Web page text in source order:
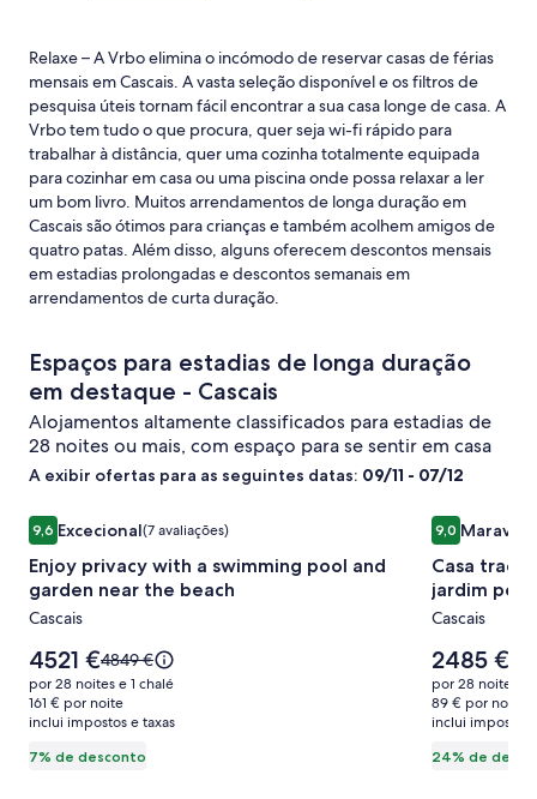
Relaxe – A Vrbo elimina o incómodo de reservar casas de férias
mensais em Cascais. A vasta seleção disponível e os filtros de
pesquisa úteis tornam fácil encontrar a sua casa longe de casa. A
Vrbo tem tudo o que procura, quer seja wi-fi rápido para
trabalhar à distância, quer uma cozinha totalmente equipada
para cozinhar em casa ou uma piscina onde possa relaxar a ler
um bom livro. Muitos arrendamentos de longa duração em
Cascais são ótimos para crianças e também acolhem amigos de
quatro patas. Além disso, alguns oferecem descontos mensais
em estadias prolongadas e descontos semanais em
arrendamentos de curta duração.
Espaços para estadias de longa duração
em destaque - Cascais
Alojamentos altamente classificados para estadias de
28 noites ou mais, com espaço para se sentir em casa
A exibir ofertas para as seguintes datas: 09/11 - 07/12
Galeria
de
imagens
de
Enjoy
privacy
with
a
swimming
pool
9,6Pontuação de 9,6 de um máximo de 10, Excecional, (7 avaliações)
Excecional(7 avaliações)
Enjoy privacy with a swimming pool and
garden near the beach
Cascais
7% de desconto
O
preço
é
4521 €
4521 €O
preço
era
4849 €,
mais
4849 €
por 28 noites e 1 chalé
161 € por noite
inclui impostos e taxas
Enjoy privacy with a swimming pool and garden near the
Galeria
de
imagens
de
Casa
rodeada
por
um
amplo
9,0Pontuação
Casa
jardim
Cascais
24% de
O
preço
é
2485 €
2485 €
por 28 noites e
89 € por noite
inclui impostos
Casa